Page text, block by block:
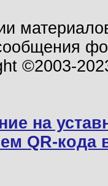
©2003-
на
QR-